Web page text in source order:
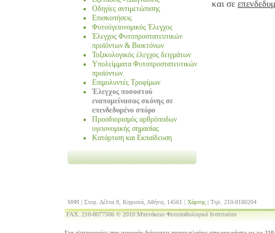
Οδηγίες αντιμετώπισης
Επισκοπήσεις
Φυτοϋγειονομικός Έλεγχος
Έλεγχος Φυτοπροστατευτικών
προϊόντων & Βιοκτόνων
Τοξικολογικός έλεγχος δειγμάτων
Υπολείμματα Φυτοπροστατευτικών
προϊόντων
Επιμολυντές Τροφίμων
Έλεγχος ποσοστού
εναπομείνασας σκόνης σε
επενδεδυμένο σπόρο
Προσδιορισμός αρθρόποδων
υγειονομικής σημασίας
Κατάρτιση και Εκπαίδευση
και σε
ΜΦΙ | Στεφ. Δέλτα 8, Κηφισιά, Αθήνα, 14561 | Χάρτης | Τηλ. 210-8180204
FAX. 210-8077506 © 2010 Μπενάκειο Φυτοπαθολογικό Ινστιτούτο